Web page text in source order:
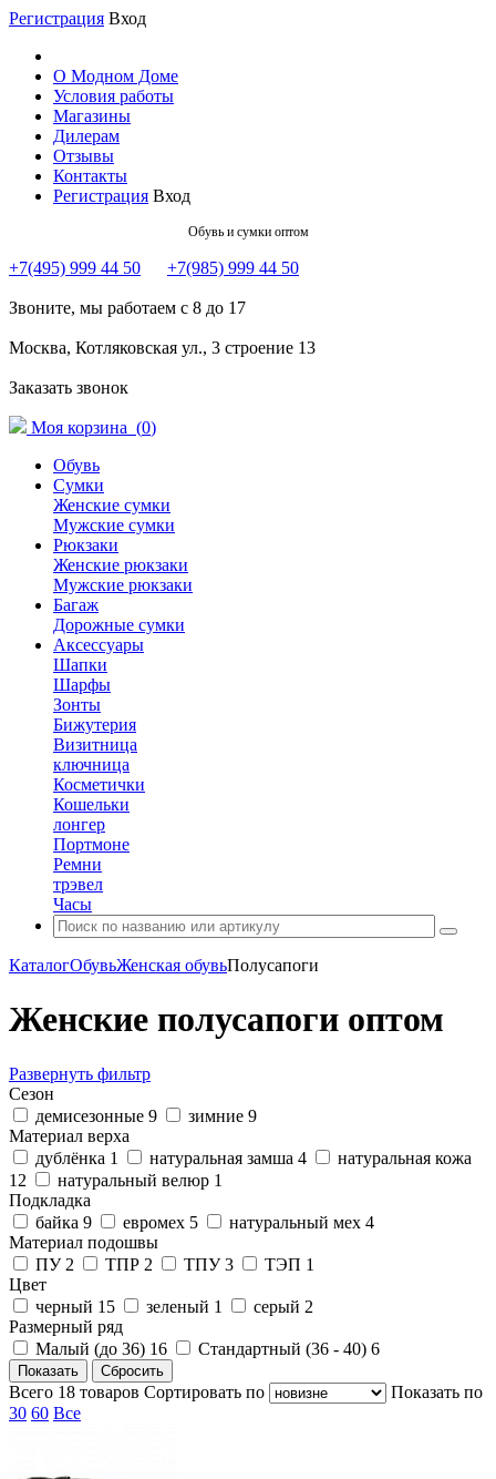
Регистрация Вход
О Модном Доме
Условия работы
Магазины
Дилерам
Отзывы
Контакты
Регистрация Вход
Обувь и сумки оптом
+7(495) 999 44 50 +7(985) 999 44 50
Звоните, мы работаем с 8 до 17
Москва, Котляковская ул., 3 строение 13
Заказать звонок
Моя корзина (0)
Обувь
Сумки
Женские сумки
Мужские сумки
Рюкзаки
Женские рюкзаки
Мужские рюкзаки
Багаж
Дорожные сумки
Аксессуары
Шапки
Шарфы
Зонты
Бижутерия
Визитница
ключница
Косметички
Кошельки
лонгер
Портмоне
Ремни
трэвел
Часы
КаталогОбувьЖенская обувьПолусапоги
Женские полусапоги оптом
Развернуть фильтр
Сезон
демисезонные 9 зимние 9
Материал верха
дублёнка 1 натуральная замша 4
натуральная кожа
12
натуральный велюр 1
Подкладка
байка 9 евромех 5 натуральный мех 4
Материал подошвы
ПУ 2 ТПР 2 ТПУ3 ТЭП 1
Цвет
черный 15 зеленый 1 серый 2
Размерный ряд
Малый (до 36) 16 Стандартный (36 - 40) 6
Всего 18 товаров Cортировать по
Показать по
30 60 Все